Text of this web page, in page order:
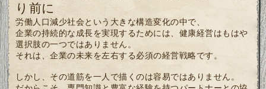
り前に
労働人口減少社会という大きな構造変化の中で、
企業の持続的な成長を実現するためには、健康経営はもはや
選択肢の一つではありません。
それは、企業の未来を左右する必須の経営戦略です。
しかし、その道筋を一人で描くのは容易ではありません。